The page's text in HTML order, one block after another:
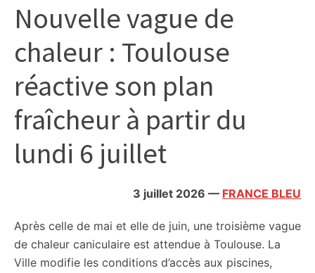
culture,
politique,
météo,
divers
initiatives
citoyennes
Nouvelle vague de
chaleur : Toulouse
réactive son plan
fraîcheur à partir du
lundi 6 juillet
3 juillet 2026 — FRANCE BLEU
Après celle de mai et elle de juin, une troisième vague
de chaleur caniculaire est attendue à Toulouse. La
Ville modifie les conditions d’accès aux piscines,